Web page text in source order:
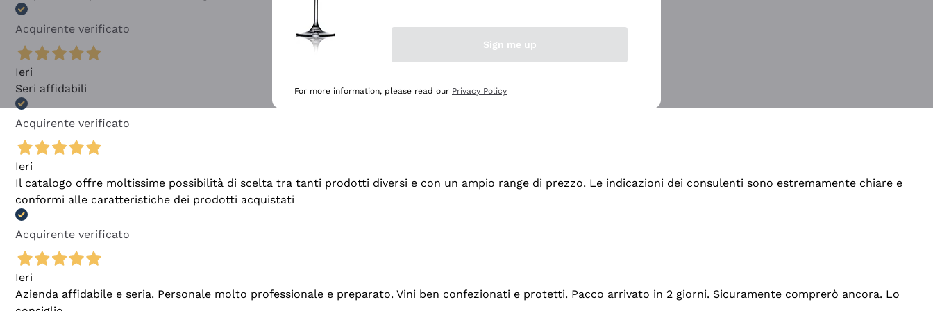
Acquirente verificato
Ieri
Seri affidabili
Acquirente verificato
Ieri
Il catalogo offre moltissime possibilità di scelta tra tanti prodotti diversi e con un ampio range di prezzo. Le indicazioni dei consulenti sono estremamente chiare e
conformi alle caratteristiche dei prodotti acquistati
Acquirente verificato
Ieri
Azienda affidabile e seria. Personale molto professionale e preparato. Vini ben confezionati e protetti. Pacco arrivato in 2 giorni. Sicuramente comprerò ancora. Lo
Sign me up
For more information, please read our Privacy Policy